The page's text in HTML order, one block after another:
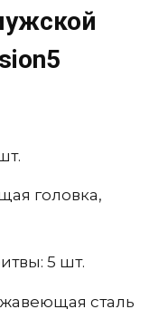
головка,
5 шт.
сталь